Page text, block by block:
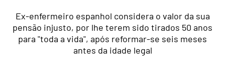
Ex-enfermeiro espanhol considera o valor da sua
pensão injusto, por lhe terem sido tirados 50 anos
para "toda a vida", após reformar-se seis meses
antes da idade legal